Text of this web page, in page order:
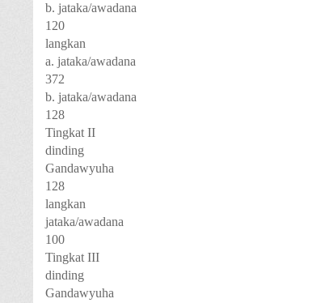
b. jataka/awadana
120
langkan
a. jataka/awadana
372
b. jataka/awadana
128
Tingkat II
dinding
Gandawyuha
128
langkan
jataka/awadana
100
Tingkat III
dinding
Gandawyuha